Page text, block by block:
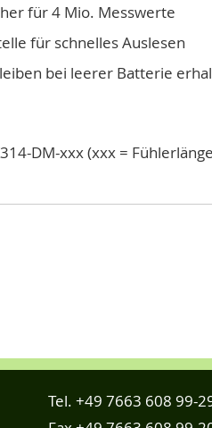
für 4 Mio. Messwerte
für schnelles Auslesen
bei leerer Batterie
DM-xxx (xxx =
Tel. +49 7663 608 99-